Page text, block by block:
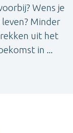
Wens je
Minder
uit het
in ...